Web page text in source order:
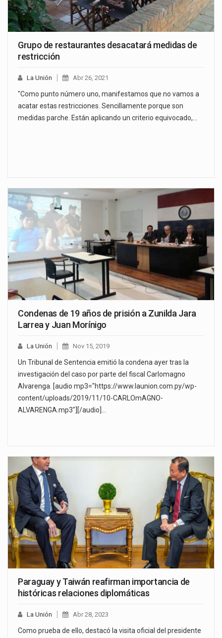
Grupo de restaurantes desacatará medidas de
restricción
La Unión Abr 26, 2021
"Como punto número uno, manifestamos que no vamos a
acatar estas restricciones. Sencillamente porque son
medidas parche. Están aplicando un criterio equivocado,…
Condenas de 19 años de prisión a Zunilda Jara
Larrea y Juan Morínigo
La Unión Nov 15, 2019
Un Tribunal de Sentencia emitió la condena ayer tras la
investigación del caso por parte del fiscal Carlomagno
Alvarenga. [audio mp3="https://www.launion.com.py/wp-
content/uploads/2019/11/10-CARLOmAGNO-
ALVARENGA.mp3"][/audio]…
Paraguay y Taiwán reafirman importancia de
históricas relaciones diplomáticas
La Unión Abr 28, 2023
Como prueba de ello, destacó la visita oficial del presidente